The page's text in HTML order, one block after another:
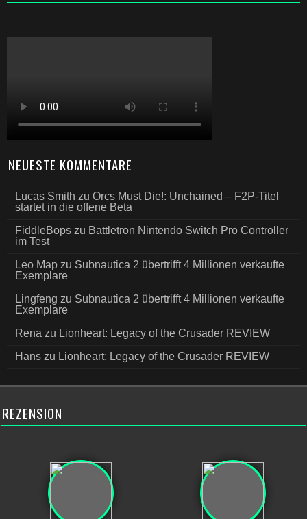
NEUESTE KOMMENTARE
Lucas Smith zu Orcs Must Die!: Unchained – F2P-Titel
startet in die offene Beta
FiddleBops zu Battletron Nintendo Switch Pro Controller
im Test
Leo Map zu Subnautica 2 übertrifft 4 Millionen verkaufte
Exemplare
Lingfeng zu Subnautica 2 übertrifft 4 Millionen verkaufte
Exemplare
Rena zu Lionheart: Legacy of the Crusader REVIEW
Hans zu Lionheart: Legacy of the Crusader REVIEW
REZENSION